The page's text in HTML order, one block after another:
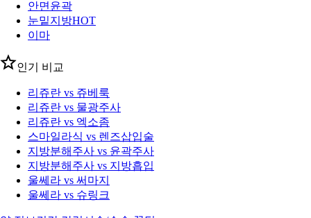
안면윤곽
눈밑지방HOT
이마
인기 비교
리쥬란 vs 쥬베룩
리쥬란 vs 물광주사
리쥬란 vs 엑소좀
스마일라식 vs 렌즈삽입술
지방분해주사 vs 윤곽주사
지방분해주사 vs 지방흡입
울쎄라 vs 써마지
울쎄라 vs 슈링크